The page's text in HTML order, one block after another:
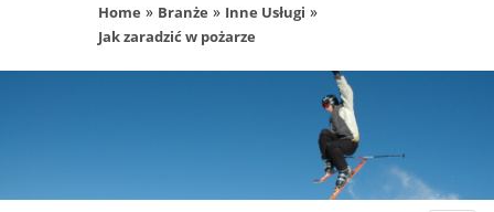
Home » Branże » Inne Usługi »
Jak zaradzić w pożarze